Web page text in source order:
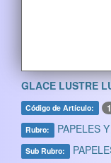
GLACE LUSTRE
Código de Artículo:
Rubro: PAPELES
Sub Rubro: